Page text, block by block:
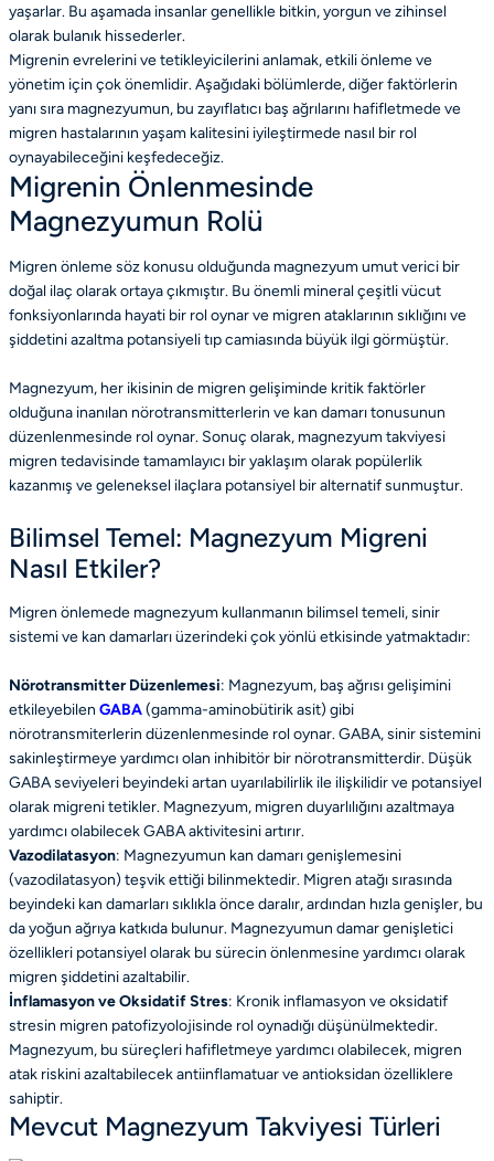
yaşarlar. Bu aşamada insanlar genellikle bitkin, yorgun ve zihinsel
olarak bulanık hissederler.
Migrenin evrelerini ve tetikleyicilerini anlamak, etkili önleme ve
yönetim için çok önemlidir. Aşağıdaki bölümlerde, diğer faktörlerin
yanı sıra magnezyumun, bu zayıflatıcı baş ağrılarını hafifletmede ve
migren hastalarının yaşam kalitesini iyileştirmede nasıl bir rol
oynayabileceğini keşfedeceğiz.
Migrenin Önlenmesinde
Magnezyumun Rolü
Migren önleme söz konusu olduğunda magnezyum umut verici bir
doğal ilaç olarak ortaya çıkmıştır. Bu önemli mineral çeşitli vücut
fonksiyonlarında hayati bir rol oynar ve migren ataklarının sıklığını ve
şiddetini azaltma potansiyeli tıp camiasında büyük ilgi görmüştür.
Magnezyum, her ikisinin de migren gelişiminde kritik faktörler
olduğuna inanılan nörotransmitterlerin ve kan damarı tonusunun
düzenlenmesinde rol oynar. Sonuç olarak, magnezyum takviyesi
migren tedavisinde tamamlayıcı bir yaklaşım olarak popülerlik
kazanmış ve geleneksel ilaçlara potansiyel bir alternatif sunmuştur.
Bilimsel Temel: Magnezyum Migreni
Nasıl Etkiler?
Migren önlemede magnezyum kullanmanın bilimsel temeli, sinir
sistemi ve kan damarları üzerindeki çok yönlü etkisinde yatmaktadır:
Nörotransmitter Düzenlemesi: Magnezyum, baş ağrısı gelişimini
etkileyebilen GABA(gamma-aminobütirik asit) gibi
nörotransmiterlerin düzenlenmesinde rol oynar. GABA, sinir sistemini
sakinleştirmeye yardımcı olan inhibitör bir nörotransmitterdir. Düşük
GABA seviyeleri beyindeki artan uyarılabilirlik ile ilişkilidir ve potansiyel
olarak migreni tetikler. Magnezyum, migren duyarlılığını azaltmaya
yardımcı olabilecek GABA aktivitesini artırır.
Vazodilatasyon: Magnezyumun kan damarı genişlemesini
(vazodilatasyon) teşvik ettiği bilinmektedir. Migren atağı sırasında
beyindeki kan damarları sıklıkla önce daralır, ardından hızla genişler, bu
da yoğun ağrıya katkıda bulunur. Magnezyumun damar genişletici
özellikleri potansiyel olarak bu sürecin önlenmesine yardımcı olarak
migren şiddetini azaltabilir.
İnflamasyon ve Oksidatif Stres: Kronik inflamasyon ve oksidatif
stresin migren patofizyolojisinde rol oynadığı düşünülmektedir.
Magnezyum, bu süreçleri hafifletmeye yardımcı olabilecek, migren
atak riskini azaltabilecek antiinflamatuar ve antioksidan özelliklere
sahiptir.
Mevcut Magnezyum Takviyesi Türleri